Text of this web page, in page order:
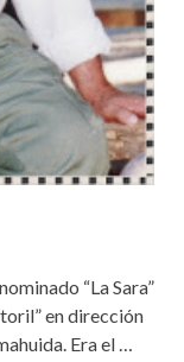
“La Sara”
en dirección
Era el …